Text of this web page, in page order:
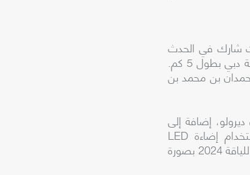
شارك في الحدث
278,000 شخص، وتضمن مسارين على شارع الشيخ زايد بطول 10 كم، وفي وسط مدينة دبي بطول 5 كم.
من تقدُّم سموّ الشيخ حمدان بن محمد بن
إضافة إلى
العروض الموسيقية الحية والدي جي واستعراضات المظليين والطائرات الشراعية باستخدام إضاءة LED
وXFlight المقدم من إكس دبي، والتي شكلت مشاهد لا تنسى لتختتم فعاليات تحدي دبي للياقة 2024 بصورة